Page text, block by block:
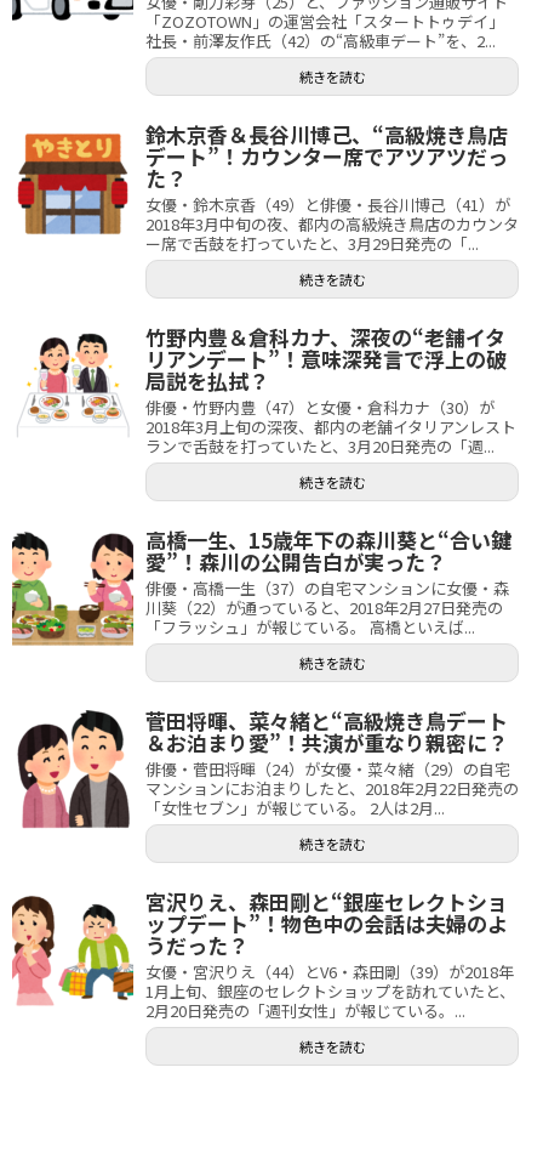
「ZOZOTOWN」の運営会社「スタートトゥデイ」
社長・前澤友作氏（42）の“高級車デート”を、2...
続きを読む
鈴木京香＆長谷川博己、“高級焼き鳥店
デート”！カウンター席でアツアツだっ
た？
女優・鈴木京香（49）と俳優・長谷川博己（41）が
2018年3月中旬の夜、都内の高級焼き鳥店のカウンタ
ー席で舌鼓を打っていたと、3月29日発売の「...
続きを読む
竹野内豊＆倉科カナ、深夜の“老舗イタ
リアンデート”！意味深発言で浮上の破
局説を払拭？
俳優・竹野内豊（47）と女優・倉科カナ（30）が
2018年3月上旬の深夜、都内の老舗イタリアンレスト
ランで舌鼓を打っていたと、3月20日発売の「週...
続きを読む
高橋一生、15歳年下の森川葵と“合い鍵
愛”！森川の公開告白が実った？
俳優・高橋一生（37）の自宅マンションに女優・森
川葵（22）が通っていると、2018年2月27日発売の
「フラッシュ」が報じている。 高橋といえば...
続きを読む
菅田将暉、菜々緒と“高級焼き鳥デート
＆お泊まり愛”！共演が重なり親密に？
俳優・菅田将暉（24）が女優・菜々緒（29）の自宅
マンションにお泊まりしたと、2018年2月22日発売の
「女性セブン」が報じている。 2人は2月...
続きを読む
宮沢りえ、森田剛と“銀座セレクトショ
ップデート”！物色中の会話は夫婦のよ
うだった？
女優・宮沢りえ（44）とV6・森田剛（39）が2018年
1月上旬、銀座のセレクトショップを訪れていたと、
2月20日発売の「週刊女性」が報じている。...
続きを読む